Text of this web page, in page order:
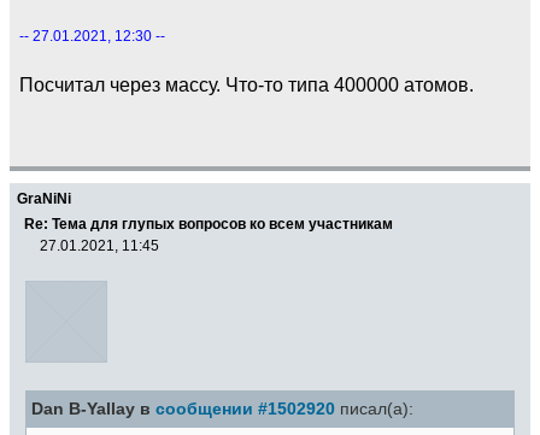
-- 27.01.2021, 12:30 --
Посчитал через массу. Что-то типа 400000 атомов.
GraNiNi
Re: Тема для глупых вопросов ко всем участникам
27.01.2021, 11:45
Dan B-Yallay в сообщении #1502920 писал(а):